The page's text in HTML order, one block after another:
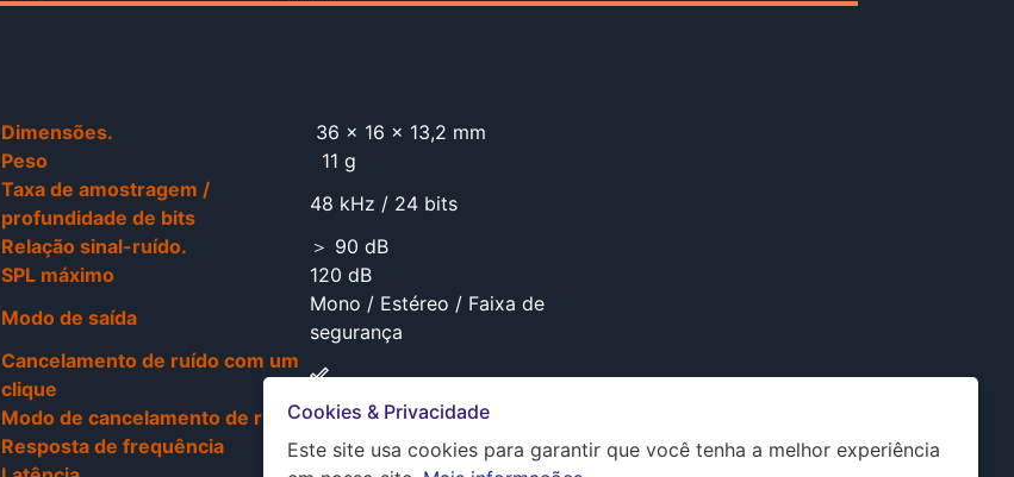
Dimensões.
36 × 16 × 13,2 mm
Peso
11 g
Taxa de amostragem /
profundidade de bits
48 kHz / 24 bits
Relação sinal-ruído.
＞ 90 dB
SPL máximo
120 dB
Modo de saída
Mono / Estéreo / Faixa de
segurança
Cancelamento de ruído com um
clique
Modo de cancelamento de ruído Forte / Leve
Resposta de frequência
20 Hz - 20 kHz
Cookies & Privacidade
Este site usa cookies para garantir que você tenha a melhor experiência